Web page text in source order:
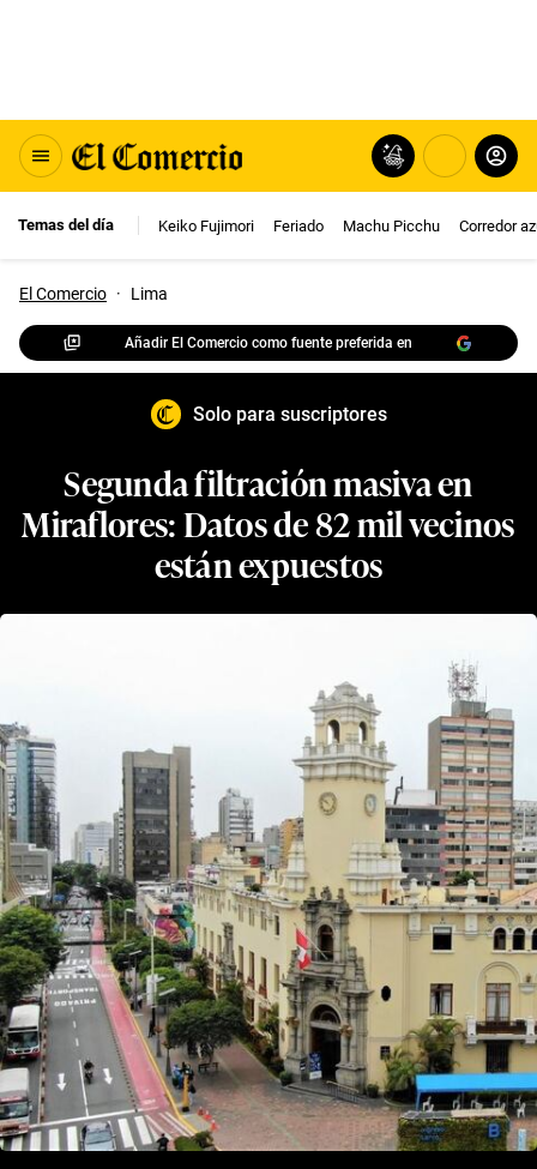
Temas del día Keiko Fujimori Feriado Machu Picchu Corredor
El Comercio · Lima
Añadir El Comercio como fuente preferida en
Solo para suscriptores
Segunda filtración masiva en
Miraflores: Datos de 82 mil vecinos
están expuestos